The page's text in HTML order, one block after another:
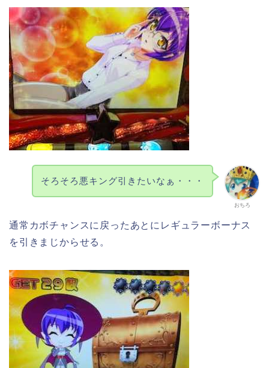
おちろ
そろそろ悪キング引きたいなぁ・・・
通常カボチャンスに戻ったあとにレギュラーボーナス
を引きまじからせる。